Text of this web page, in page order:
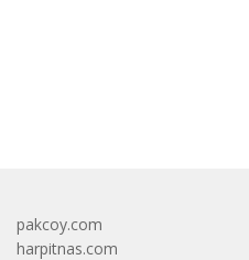
pakcoy.com
harpitnas.com